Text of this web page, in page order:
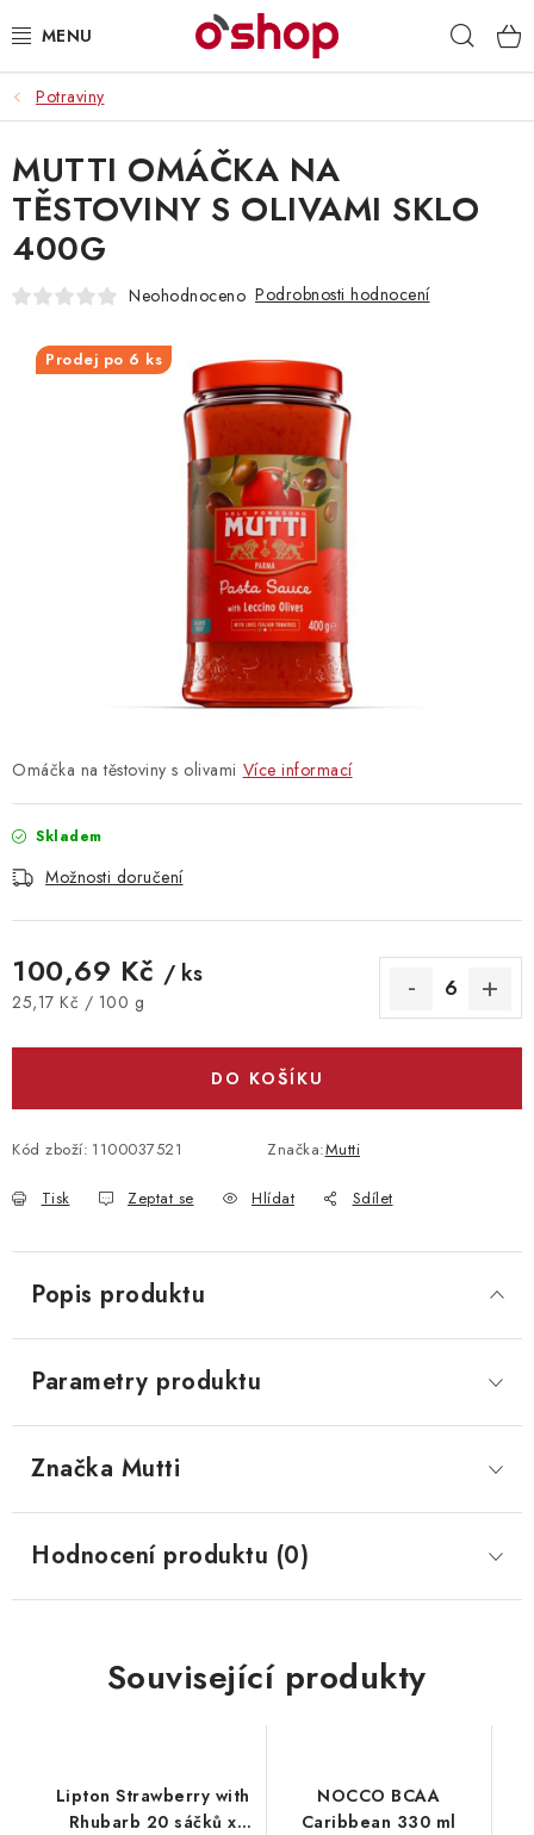
na
OSOBNÍ PÉČE
POTRAVINY
HRAČKY 🧸
DROGERIE
ZACHRAŇTE PRODUKTY
Obchodní podmínky
Podmínky ochrany osobních údajů
Servis a reklamace
Potraviny
Omáčka na těstoviny s olivami Více informací
Skladem
Možnosti doručení
100,69 Kč / ks
Měrná cena:
25,17 Kč / 100 g
DO KOŠÍKU
Kód zboží: 1100037521 Značka:Mutti
Tisk Zeptat se Hlídat Sdílet
MUTTI OMÁČKA NA
TĚSTOVINY S OLIVAMI SKLO
400G
Neohodnoceno Podrobnosti hodnocení
Prodej po 6 ks
Popis produktu
Parametry produktu
Značka Mutti
Hodnocení produktu (0)
Související produkty
Lipton Strawberry with
Rhubarb 20 sáčků x
NOCCO BCAA
Caribbean 330 ml